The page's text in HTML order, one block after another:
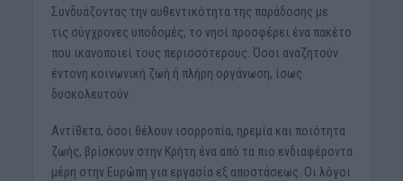
Συνδυάζοντας την αυθεντικότητα της παράδοσης με
τις σύγχρονες υποδομές, το νησί προσφέρει ένα πακέτο
που ικανοποιεί τους περισσότερους. Όσοι αναζητούν
έντονη κοινωνική ζωή ή πλήρη οργάνωση, ίσως
δυσκολευτούν.
Αντίθετα, όσοι θέλουν ισορροπία, ηρεμία και ποιότητα
ζωής, βρίσκουν στην Κρήτη ένα από τα πιο ενδιαφέροντα
μέρη στην Ευρώπη για εργασία εξ αποστάσεως. Οι λόγοι